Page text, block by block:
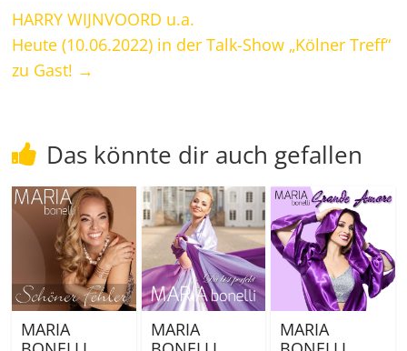
HARRY WIJNVOORD u.a.
Heute (10.06.2022) in der Talk-Show „Kölner Treff“
zu Gast! →
Das könnte dir auch gefallen
MARIA
MARIA
MARIA